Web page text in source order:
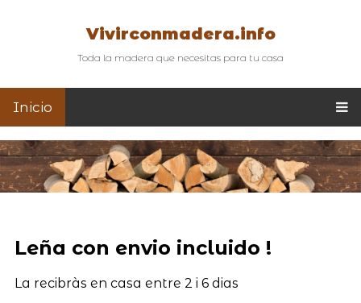
Vivirconmadera.info
Toda la madera que necesitas para tu casa
Inicio
Leña con envio incluido !
La recibràs en casa entre 2 i 6 dias